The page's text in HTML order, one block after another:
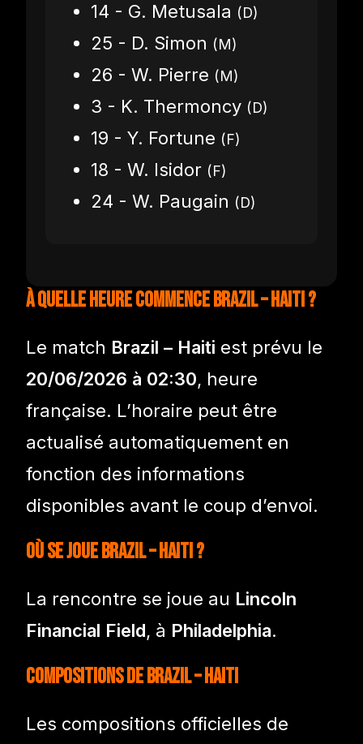
14 - G. Metusala (D)
25 - D. Simon (M)
26 - W. Pierre (M)
3 - K. Thermoncy (D)
19 - Y. Fortune (F)
18 - W. Isidor (F)
24 - W. Paugain (D)
À quelle heure commence Brazil – Haiti ?
Le match Brazil – Haiti est prévu le
20/06/2026 à 02:30, heure
française. L’horaire peut être
actualisé automatiquement en
fonction des informations
disponibles avant le coup d’envoi.
Où se joue Brazil – Haiti ?
La rencontre se joue au Lincoln
Financial Field, à Philadelphia.
Compositions de Brazil – Haiti
Les compositions officielles de